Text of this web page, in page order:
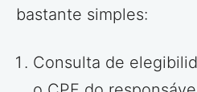
bastante simples:
Consulta de